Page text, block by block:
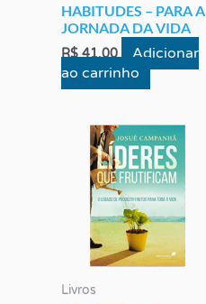
HABITUDES – PARA A
JORNADA DA VIDA
R$41,00
Adicionar
ao carrinho
Livros